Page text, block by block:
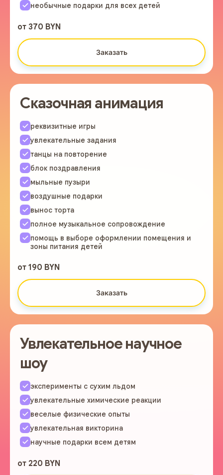
необычные подарки для всех детей
от 370 BYN
Заказать
Сказочная анимация
реквизитные игры
увлекательные задания
танцы на повторение
блок поздравления
мыльные пузыри
воздушные подарки
вынос торта
полное музыкальное сопровождение
помощь в выборе оформлении помещения и
зоны питания детей
от 190 BYN
Заказать
Увлекательное научное
шоу
эксперименты с сухим льдом
увлекательные химические реакции
веселые физические опыты
увлекательная викторина
научные подарки всем детям
от 220 BYN